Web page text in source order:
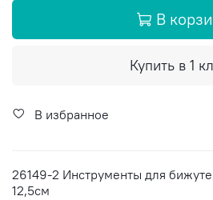
В
Купить в 1
В избранное
26149-2 Инструменты для
12,5см